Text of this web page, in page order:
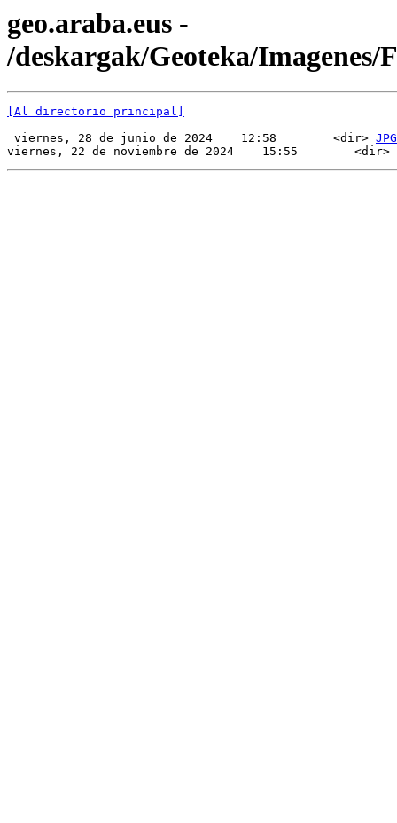
geo.araba.eus -
/deskargak/Geoteka/Imagenes/
[Al directorio principal]
viernes, 28 de junio de 2024    12:58        <dir> JPG
viernes, 22 de noviembre de 2024    15:55        <dir>